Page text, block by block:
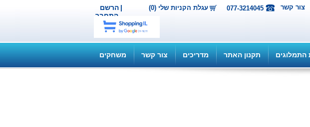
הרשם |
התחבר
עגלת הקניות שלי (0) 077-3214045 צור קשר
התמלוגים תקנון האתר מדריכים צור קשר משחקים